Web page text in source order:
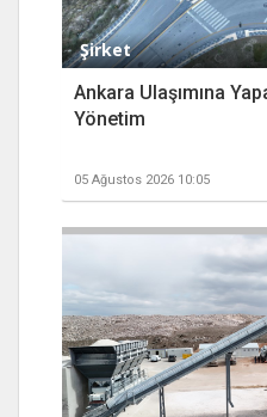
Şirket
Ankara Ulaşımına
Yönetim
05 Ağustos 2026 10:05